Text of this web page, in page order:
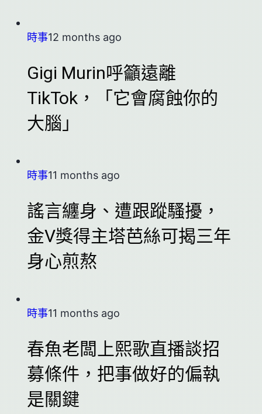
時事12 months ago
Gigi Murin呼籲遠離
TikTok，「它會腐蝕你的
大腦」
時事11 months ago
謠言纏身、遭跟蹤騷擾，
金V獎得主塔芭絲可揭三年
身心煎熬
時事11 months ago
春魚老闆上熙歌直播談招
募條件，把事做好的偏執
是關鍵